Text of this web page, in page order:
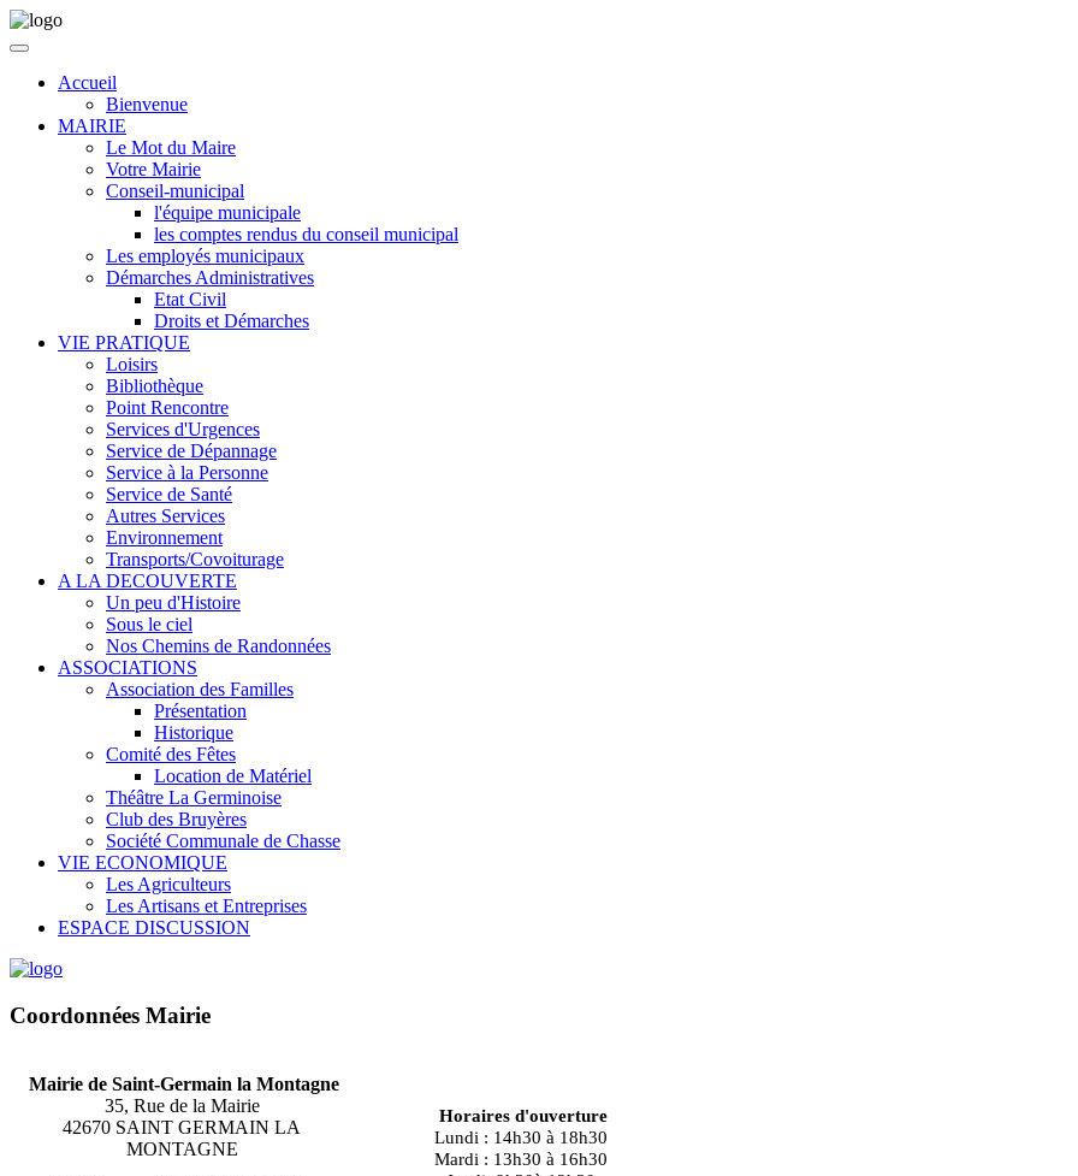
Accueil
Bienvenue
MAIRIE
Le Mot du Maire
Votre Mairie
Conseil-municipal
l'équipe municipale
les comptes rendus du conseil municipal
Les employés municipaux
Démarches Administratives
Etat Civil
Droits et Démarches
VIE PRATIQUE
Loisirs
Bibliothèque
Point Rencontre
Services d'Urgences
Service de Dépannage
Service à la Personne
Service de Santé
Autres Services
Environnement
Transports/Covoiturage
A LA DECOUVERTE
Un peu d'Histoire
Sous le ciel
Nos Chemins de Randonnées
ASSOCIATIONS
Association des Familles
Présentation
Historique
Comité des Fêtes
Location de Matériel
Théâtre La Germinoise
Club des Bruyères
Société Communale de Chasse
VIE ECONOMIQUE
Les Agriculteurs
Les Artisans et Entreprises
ESPACE DISCUSSION
Coordonnées Mairie
Mairie de Saint-Germain la Montagne
35, Rue de la Mairie
42670 SAINT GERMAIN LA
MONTAGNE
Horaires d'ouverture
Lundi : 14h30 à 18h30
Mardi : 13h30 à 16h30